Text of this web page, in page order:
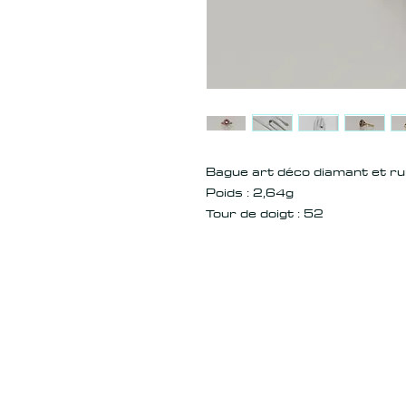
Bague art déco diamant et
Poids : 2,64g
Tour de doigt : 52